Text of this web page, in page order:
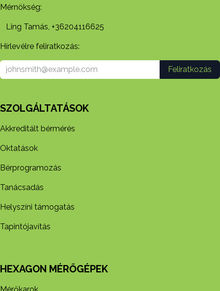
Mérnökség:
Ling Tamás, +36204116625
Hírlevélre feliratkozás:
Feliratkozás
SZOLGÁLTATÁSOK
Akkreditált bérmérés
Oktatások
Bérprogramozás
Tanácsadás
Helyszíni támogatás
Tapintójavítás
HEXAGON MÉRŐGÉPEK